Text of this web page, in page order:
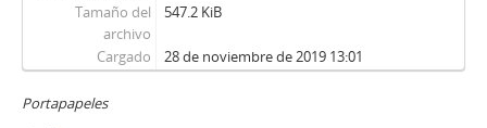
Tamaño del
archivo
547.2 KiB
Cargado 28 de noviembre de 2019 13:01
Portapapeles